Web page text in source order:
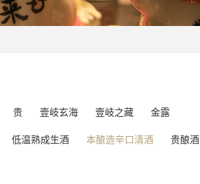
贵 壹岐玄海 壹岐之藏 金露
低温熟成生酒 本酿造辛口清酒 贵酿酒